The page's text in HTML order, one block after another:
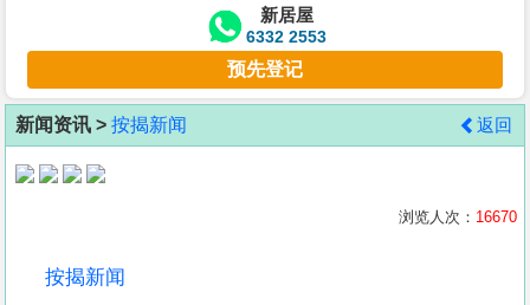
客
地
产
新居屋
6332 2553
预先登记
新闻资讯 > 按揭新闻 返回
浏览人次： 16670
按揭新闻